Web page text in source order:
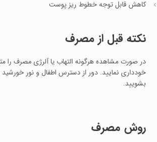
کاهش قابل توجه خطوط ریز پوست
نکته قبل از مصرف
در صورت مشاهده هرگونه التهاب یا آلرژی مصرف
بشویید.
روش مصرف